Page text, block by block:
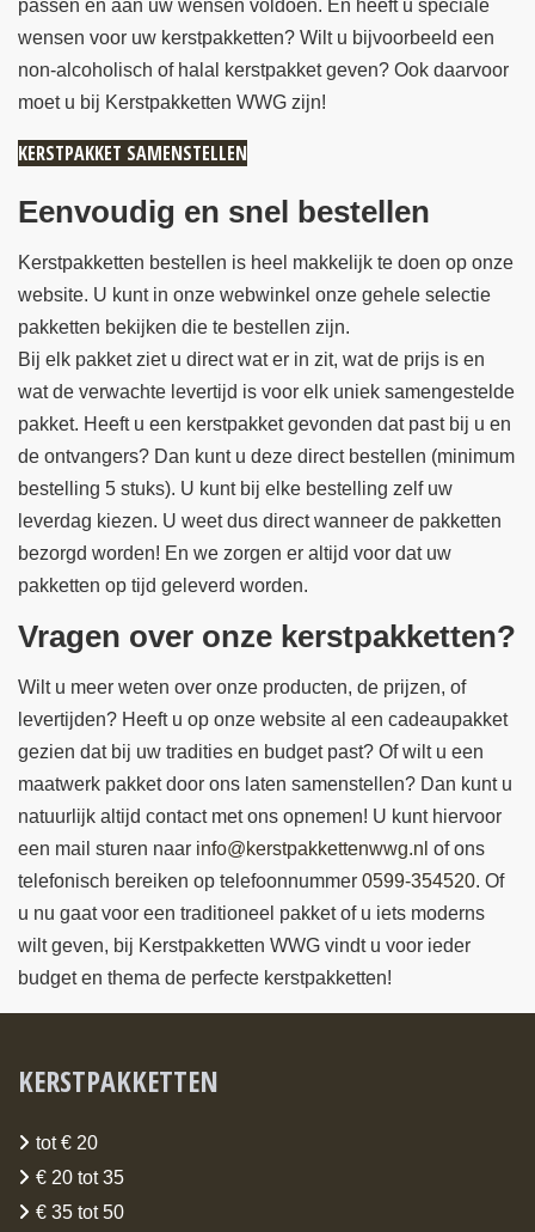
passen en aan uw wensen voldoen. En heeft u speciale
wensen voor uw kerstpakketten? Wilt u bijvoorbeeld een
non-alcoholisch of halal kerstpakket geven? Ook daarvoor
moet u bij Kerstpakketten WWG zijn!
KERSTPAKKET SAMENSTELLEN
Eenvoudig en snel bestellen
Kerstpakketten bestellen is heel makkelijk te doen op onze
website. U kunt in onze webwinkel onze gehele selectie
pakketten bekijken die te bestellen zijn.
Bij elk pakket ziet u direct wat er in zit, wat de prijs is en
wat de verwachte levertijd is voor elk uniek samengestelde
pakket. Heeft u een kerstpakket gevonden dat past bij u en
de ontvangers? Dan kunt u deze direct bestellen (minimum
bestelling 5 stuks). U kunt bij elke bestelling zelf uw
leverdag kiezen. U weet dus direct wanneer de pakketten
bezorgd worden! En we zorgen er altijd voor dat uw
pakketten op tijd geleverd worden.
Vragen over onze kerstpakketten?
Wilt u meer weten over onze producten, de prijzen, of
levertijden? Heeft u op onze website al een cadeaupakket
gezien dat bij uw tradities en budget past? Of wilt u een
maatwerk pakket door ons laten samenstellen? Dan kunt u
natuurlijk altijd contact met ons opnemen! U kunt hiervoor
een mail sturen naar info@kerstpakkettenwwg.nl of ons
telefonisch bereiken op telefoonnummer 0599-354520. Of
u nu gaat voor een traditioneel pakket of u iets moderns
wilt geven, bij Kerstpakketten WWG vindt u voor ieder
budget en thema de perfecte kerstpakketten!
KERSTPAKKETTEN
tot € 20
€ 20 tot 35
€ 35 tot 50